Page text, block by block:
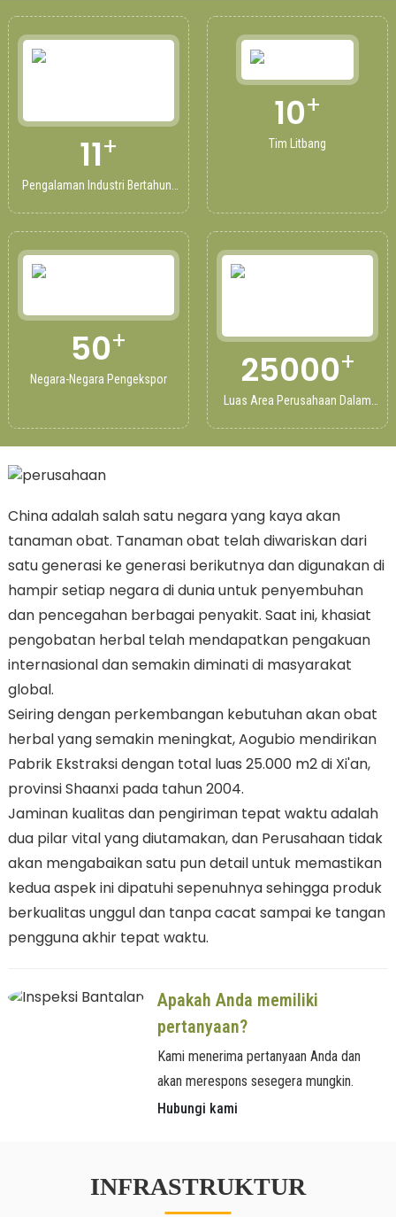
11+
Pengalaman Industri Bertahun-
10+
Tim Litbang
50+
Negara-Negara Pengekspor 25000+
Luas Area Perusahaan Dalam
China adalah salah satu negara yang kaya akan
tanaman obat. Tanaman obat telah diwariskan dari
satu generasi ke generasi berikutnya dan digunakan di
hampir setiap negara di dunia untuk penyembuhan
dan pencegahan berbagai penyakit. Saat ini, khasiat
pengobatan herbal telah mendapatkan pengakuan
internasional dan semakin diminati di masyarakat
global.
Seiring dengan perkembangan kebutuhan akan obat
herbal yang semakin meningkat, Aogubio mendirikan
Pabrik Ekstraksi dengan total luas 25.000 m2 di Xi'an,
provinsi Shaanxi pada tahun 2004.
Jaminan kualitas dan pengiriman tepat waktu adalah
dua pilar vital yang diutamakan, dan Perusahaan tidak
akan mengabaikan satu pun detail untuk memastikan
kedua aspek ini dipatuhi sepenuhnya sehingga produk
berkualitas unggul dan tanpa cacat sampai ke tangan
pengguna akhir tepat waktu.
Apakah Anda memiliki
pertanyaan?
Kami menerima pertanyaan Anda dan
akan merespons sesegera mungkin.
Hubungi kami
INFRASTRUKTUR